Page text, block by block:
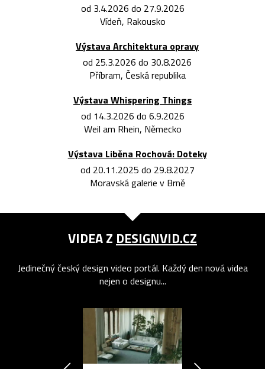
od 3.4.2026 do 27.9.2026
Vídeň, Rakousko
Výstava Architektura opravy
od 25.3.2026 do 30.8.2026
Příbram, Česká republika
Výstava Whispering Things
od 14.3.2026 do 6.9.2026
Weil am Rhein, Německo
Výstava Liběna Rochová: Doteky
od 20.11.2025 do 29.8.2027
Moravská galerie v Brně
VIDEA Z DESIGNVID.CZ
Jedinečný český design video portál. Každý den nová videa
nejen o designu...